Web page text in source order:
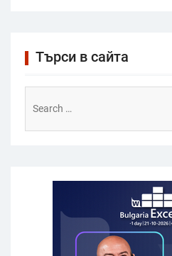
Търси в сайта
for: